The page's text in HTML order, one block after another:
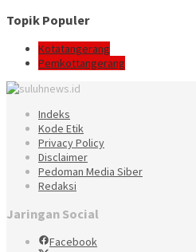
Topik Populer
Kotatangerang
Pemkottangerang
Indeks
Kode Etik
Privacy Policy
Disclaimer
Pedoman Media Siber
Redaksi
Jaringan Social
Facebook